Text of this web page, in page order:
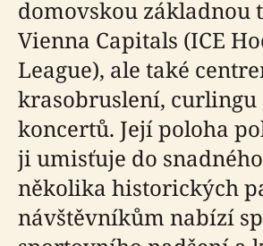
domovskou základnou
Vienna Capitals (ICE
League), ale také
krasobruslení, curlingu
koncertů. Její poloha
ji umisťuje do
několika historických
návštěvníkům nabízí